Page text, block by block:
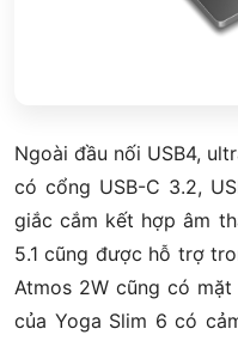
Ngoài đầu nối USB4,
có cổng USB-C 3.2,
giắc cắm kết hợp âm
5.1 cũng được hỗ trợ
Atmos 2W cũng có mặt
của Yoga Slim 6 có